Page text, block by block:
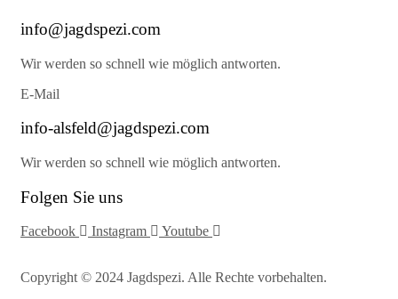
info@jagdspezi.com
Wir werden so schnell wie möglich antworten.
E-Mail
info-alsfeld@jagdspezi.com
Wir werden so schnell wie möglich antworten.
Folgen Sie uns
Facebook Instagram Youtube
Copyright © 2024 Jagdspezi. Alle Rechte vorbehalten.